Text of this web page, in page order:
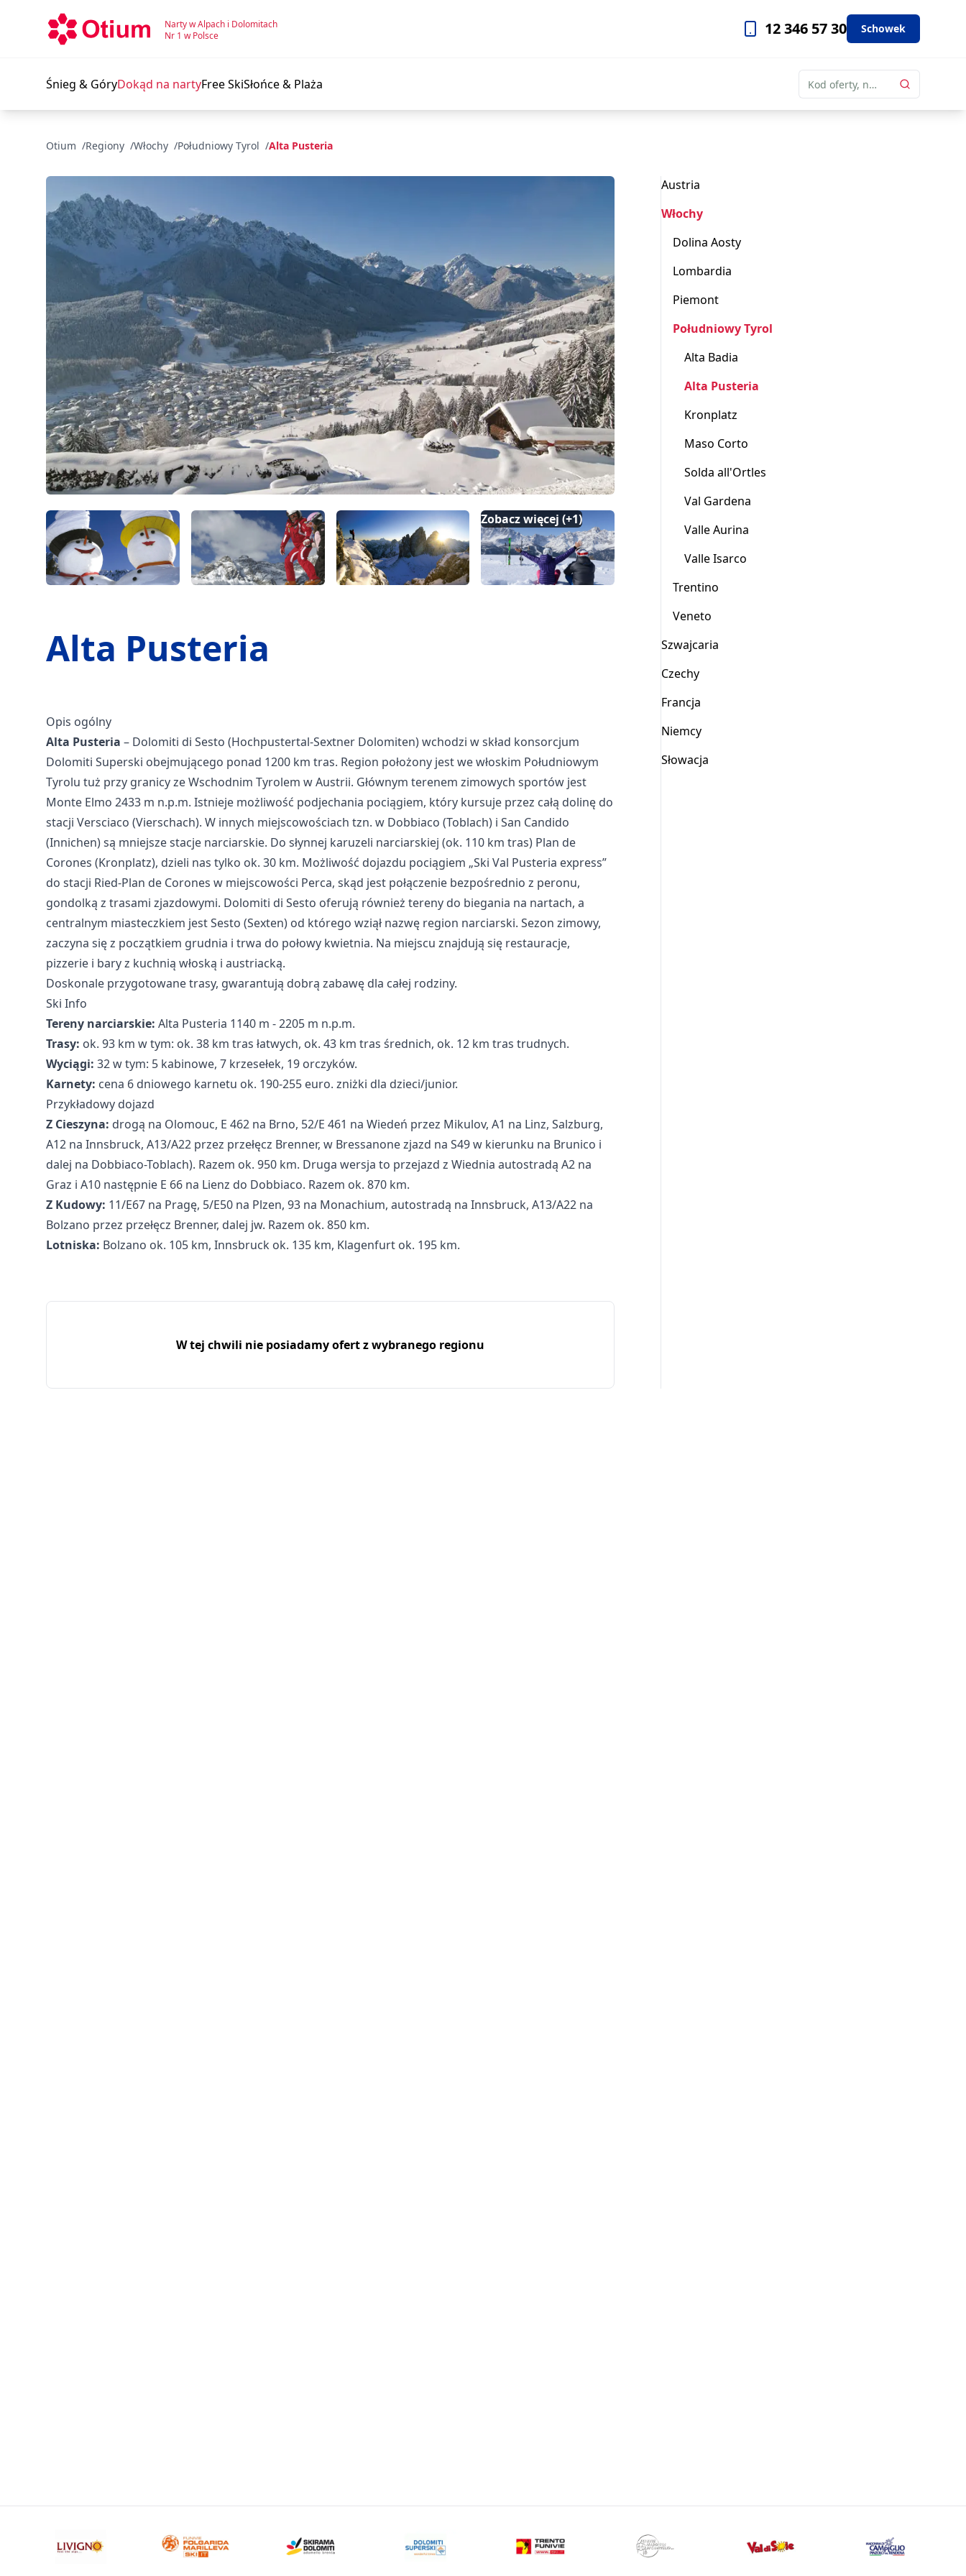
Narty w Alpach i Dolomitach
Nr 1 w Polsce
12 346 57 30 Schowek
Śnieg & GóryDokąd na nartyFree SkiSłońce & Plaża
Otium Regiony Włochy Południowy Tyrol Alta Pusteria
Zobacz więcej (+1)
Alta Pusteria
Opis ogólny
Alta Pusteria – Dolomiti di Sesto (Hochpustertal-Sextner Dolomiten) wchodzi w skład konsorcjum
Dolomiti Superski obejmującego ponad 1200 km tras. Region położony jest we włoskim Południowym
Tyrolu tuż przy granicy ze Wschodnim Tyrolem w Austrii. Głównym terenem zimowych sportów jest
Monte Elmo 2433 m n.p.m. Istnieje możliwość podjechania pociągiem, który kursuje przez całą dolinę do
stacji Versciaco (Vierschach). W innych miejscowościach tzn. w Dobbiaco (Toblach) i San Candido
(Innichen) są mniejsze stacje narciarskie. Do słynnej karuzeli narciarskiej (ok. 110 km tras) Plan de
Corones (Kronplatz), dzieli nas tylko ok. 30 km. Możliwość dojazdu pociągiem „Ski Val Pusteria express”
do stacji Ried-Plan de Corones w miejscowości Perca, skąd jest połączenie bezpośrednio z peronu,
gondolką z trasami zjazdowymi. Dolomiti di Sesto oferują również tereny do biegania na nartach, a
centralnym miasteczkiem jest Sesto (Sexten) od którego wziął nazwę region narciarski. Sezon zimowy,
zaczyna się z początkiem grudnia i trwa do połowy kwietnia. Na miejscu znajdują się restauracje,
pizzerie i bary z kuchnią włoską i austriacką.
Doskonale przygotowane trasy, gwarantują dobrą zabawę dla całej rodziny.
Ski Info
Tereny narciarskie: Alta Pusteria 1140 m - 2205 m n.p.m.
Trasy: ok. 93 km w tym: ok. 38 km tras łatwych, ok. 43 km tras średnich, ok. 12 km tras trudnych.
Wyciągi: 32 w tym: 5 kabinowe, 7 krzesełek, 19 orczyków.
Karnety: cena 6 dniowego karnetu ok. 190-255 euro. zniżki dla dzieci/junior.
Przykładowy dojazd
Z Cieszyna: drogą na Olomouc, E 462 na Brno, 52/E 461 na Wiedeń przez Mikulov, A1 na Linz, Salzburg,
A12 na Innsbruck, A13/A22 przez przełęcz Brenner, w Bressanone zjazd na S49 w kierunku na Brunico i
dalej na Dobbiaco-Toblach). Razem ok. 950 km. Druga wersja to przejazd z Wiednia autostradą A2 na
Graz i A10 następnie E 66 na Lienz do Dobbiaco. Razem ok. 870 km.
Z Kudowy: 11/E67 na Pragę, 5/E50 na Plzen, 93 na Monachium, autostradą na Innsbruck, A13/A22 na
Bolzano przez przełęcz Brenner, dalej jw. Razem ok. 850 km.
Lotniska: Bolzano ok. 105 km, Innsbruck ok. 135 km, Klagenfurt ok. 195 km.
W tej chwili nie posiadamy ofert z wybranego regionu
Austria
Włochy
Dolina Aosty
Lombardia
Piemont
Południowy Tyrol
Alta Badia
Alta Pusteria
Kronplatz
Maso Corto
Solda all'Ortles
Val Gardena
Valle Aurina
Valle Isarco
Trentino
Veneto
Szwajcaria
Czechy
Francja
Niemcy
Słowacja